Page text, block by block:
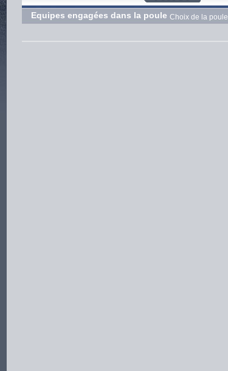
Choix de la poule
Equipes engagées dans la poule